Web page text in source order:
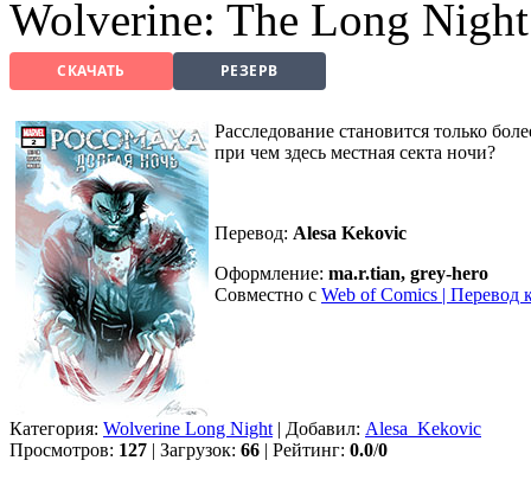
Wolverine: The Long
СКАЧАТЬ РЕЗЕРВ
Расследование становится только
при чем здесь местная секта ночи?
Перевод: Alesa Kekovic
Оформление: ma.r.tian, grey-hero
Совместно с Web of Comics | Перевод
Категория: Wolverine Long Night | Добавил: Alesa_Kekovic
Просмотров: 127 | Загрузок: 66 | Рейтинг: 0.0/0